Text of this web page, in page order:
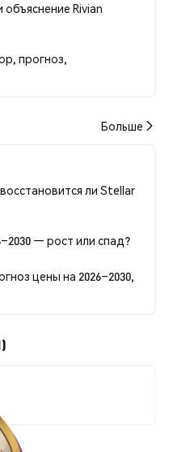
объяснение Rivian
прогноз,
Больше
ли Stellar
— рост или спад?
цены на 2026–2030,